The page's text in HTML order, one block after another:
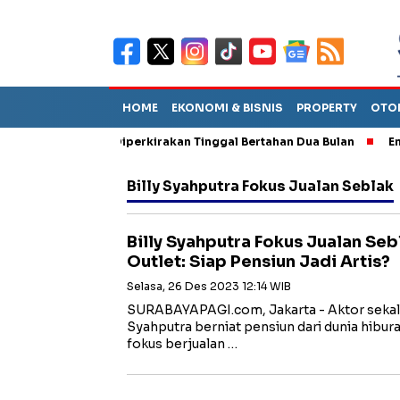
HOME EKONOMI & BISNIS PROPERTY
Sebut TPA Diperkirakan Tinggal Bertahan Dua Bulan Empat
Billy Syahputra Fokus Jualan Seblak
Billy Syahputra Fokus Jualan
Outlet: Siap Pensiun Jadi Artis?
Selasa, 26 Des 2023 12:14 WIB
SURABAYAPAGI.com, Jakarta - Aktor
Syahputra berniat pensiun dari dunia
fokus berjualan …